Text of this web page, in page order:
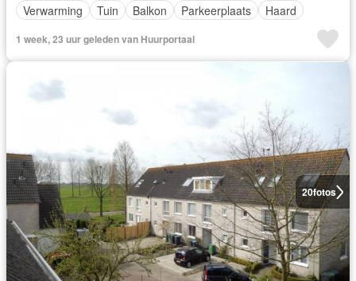
Verwarming
Tuin Balkon Parkeerplaats Haard
1 week, 23 uur geleden van Huurportaal
20fotos